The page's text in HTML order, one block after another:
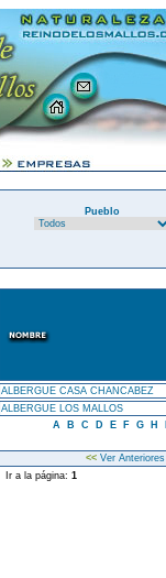
Pueblo
ALBERGUE CASA CHANCABEZ
ALBERGUE LOS MALLOS
A
B C D E F G H
<<Ver Anteriores
Ir a la página: 1